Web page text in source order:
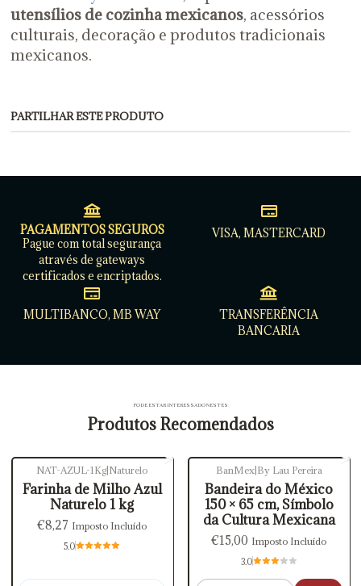
utensílios de cozinha mexicanos, acessórios
culturais, decoração e produtos tradicionais
mexicanos.
PARTILHAR ESTE PRODUTO
PAGAMENTOS SEGUROS
Pague com total segurança
através de gateways
certificados e encriptados.
VISA, MASTERCARD
MULTIBANCO, MB WAY
TRANSFERÊNCIA
BANCARIA
PODE ESTAR INTERESSADO NESTES
Produtos Recomendados
Esgotado
NAT-AZUL-1Kg| Naturelo
Farinha de Milho Azul
Naturelo 1 kg
€8,27 Imposto Incluído
5.0
BanMex| By Lau Pereira
Bandeira do México
150 × 65 cm, Símbolo
da Cultura Mexicana
€15,00 Imposto Incluído
3.0